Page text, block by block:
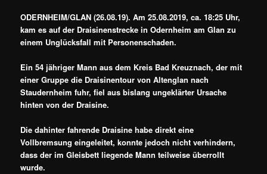
ODERNHEIM/GLAN (26.08.19). Am 25.08.2019, ca. 18:25 Uhr,
kam es auf der Draisinenstrecke in Odernheim am Glan zu
einem Unglücksfall mit Personenschaden.
Ein 54 jähriger Mann aus dem Kreis Bad Kreuznach, der mit
einer Gruppe die Draisinentour von Altenglan nach
Staudernheim fuhr, fiel aus bislang ungeklärter Ursache
hinten von der Draisine.
Die dahinter fahrende Draisine habe direkt eine
Vollbremsung eingeleitet, konnte jedoch nicht verhindern,
dass der im Gleisbett liegende Mann teilweise überrollt
wurde.